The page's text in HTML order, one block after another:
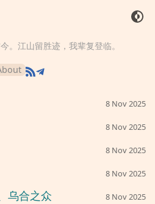
。江山留胜迹，我辈复登临。
8 Nov 2025
8 Nov 2025
8 Nov 2025
8 Nov 2025
乌合之众 8 Nov 2025